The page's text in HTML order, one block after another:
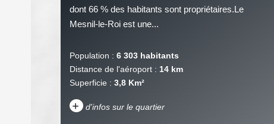
dont 66 % des habitants sont propriétaires.Le
Mesnil-le-Roi est une...
Population : 6 303 habitants
Distance de l'aéroport : 14 km
Superficie : 3,8 Km²
+ d'infos sur le quartier